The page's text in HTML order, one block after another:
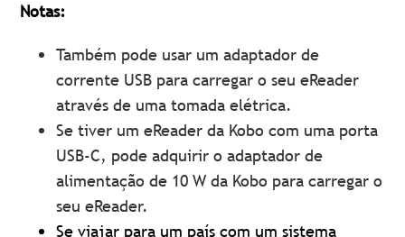
Notas:
Também pode usar um adaptador de
corrente USB para carregar o seu eReader
através de uma tomada elétrica.
Se tiver um eReader da Kobo com uma porta
USB-C, pode adquirir o adaptador de
alimentação de 10 W da Kobo para carregar o
seu eReader.
Se viajar para um país com um sistema